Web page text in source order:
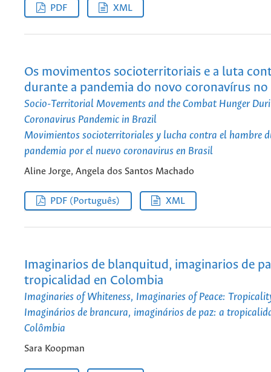
PDF XML
Os movimentos socioterritoriais e a luta
durante a pandemia do novo coronavírus no
Socio-Territorial Movements and the Combat Hunger
Coronavirus Pandemic in Brazil
Movimientos socioterritoriales y lucha contra el hambre
pandemia por el nuevo coronavirus en Brasil
Aline Jorge, Angela dos Santos Machado
PDF (Português) XML
Imaginarios de blanquitud, imaginarios de
tropicalidad en Colombia
Imaginaries of Whiteness, Imaginaries of Peace:
Imaginários de brancura, imaginários de paz: a
Colômbia
Sara Koopman